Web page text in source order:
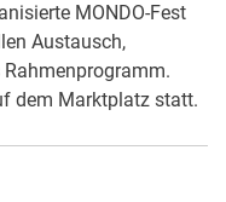
MONDO-Fest
Austausch,
dem Marktplatz statt.